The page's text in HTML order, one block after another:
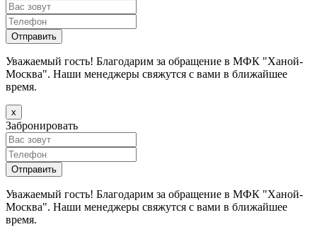
Уважаемый гость! Благодарим за обращение в МФК "Ханой-
Москва". Наши менеджеры свяжутся с вами в ближайшее
время.
х
Забронировать
Уважаемый гость! Благодарим за обращение в МФК "Ханой-
Москва". Наши менеджеры свяжутся с вами в ближайшее
время.